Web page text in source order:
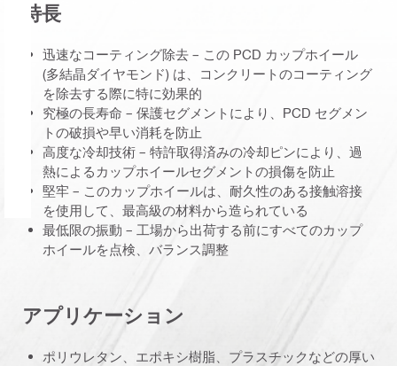
特長
迅速なコーティング除去 – この PCD カップホイール
(多結晶ダイヤモンド) は、コンクリートのコーティング
を除去する際に特に効果的
究極の長寿命 – 保護セグメントにより、PCD セグメン
トの破損や早い消耗を防止
高度な冷却技術 – 特許取得済みの冷却ピンにより、過
熱によるカップホイールセグメントの損傷を防止
堅牢 – このカップホイールは、耐久性のある接触溶接
を使用して、最高級の材料から造られている
最低限の振動 – 工場から出荷する前にすべてのカップ
ホイールを点検、バランス調整
アプリケーション
ポリウレタン、エポキシ樹脂、プラスチックなどの厚い